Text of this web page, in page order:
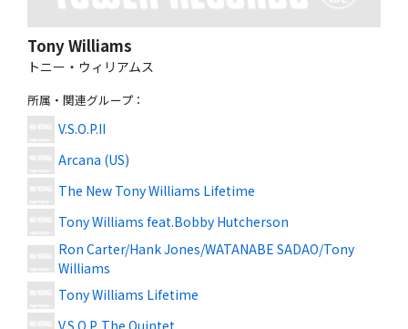
Tony Williams
トニー・ウィリアムス
所属・関連グループ ：
V.S.O.P.II
Arcana (US)
The New Tony Williams Lifetime
Tony Williams feat.Bobby Hutcherson
Ron Carter/Hank Jones/WATANABE SADAO/Tony
Williams
Tony Williams Lifetime